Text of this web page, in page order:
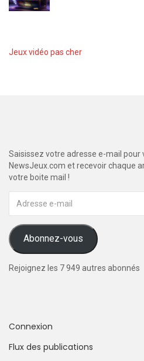
Jeux vidéo pas cher
Saisissez votre adresse e-mail pour
NewsJeux.com et recevoir chaque
votre boite mail !
e-
Abonnez-vous
Rejoignez les 7 949 autres abonnés
Connexion
Flux des publications